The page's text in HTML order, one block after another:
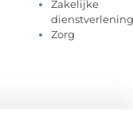
Zakelijke
dienstverlening
Zorg